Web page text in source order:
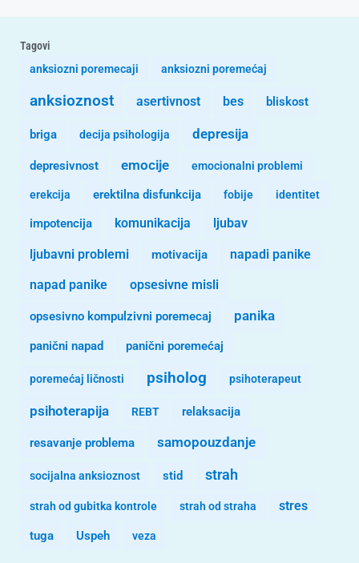
Tagovi
anksiozni poremecaji
anksiozni poremećaj
anksioznost asertivnost bes bliskost
briga decija psihologija depresija
depresivnost emocije emocionalni problemi
erekcija erektilna disfunkcija fobije identitet
impotencija komunikacija ljubav
ljubavni problemi motivacija napadi panike
napad panike opsesivne misli
opsesivno kompulzivni poremecaj panika
panični napad panični poremećaj
poremećaj ličnosti psiholog psihoterapeut
psihoterapija REBT relaksacija
resavanje problema samopouzdanje
socijalna anksioznost stid strah
strah od gubitka kontrole strah od straha stres
tuga Uspeh veza